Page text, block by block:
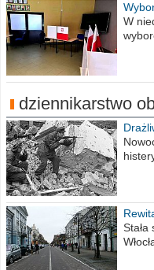
W
dziennikarstwo